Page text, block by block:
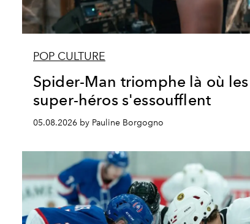
POP CULTURE
Spider-Man triomphe là où les
super-héros s'essoufflent
05.08.2026 by Pauline Borgogno